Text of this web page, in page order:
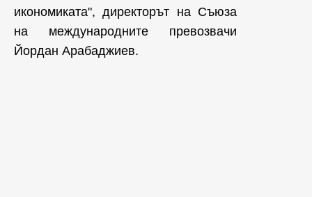
икономиката", директорът на Съюза
на международните превозвачи
Йордан Арабаджиев.